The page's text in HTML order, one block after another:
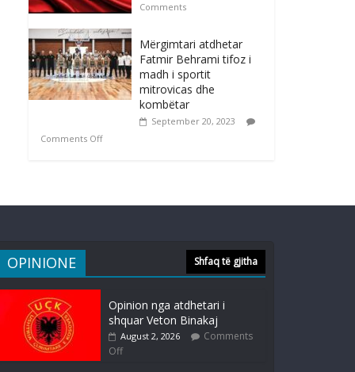
Comments
Mërgimtari atdhetar
Fatmir Behrami tifoz i
madh i sportit
mitrovicas dhe
kombëtar
September 20, 2023
Comments Off
OPINIONE Shfaq të gjitha
Opinion nga atdhetari i
shquar Veton Binakaj
August 2, 2026
Comments
Off